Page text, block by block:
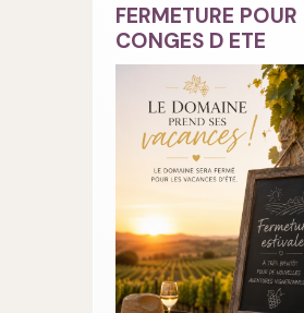
FERMETURE POUR
CONGES D ETE